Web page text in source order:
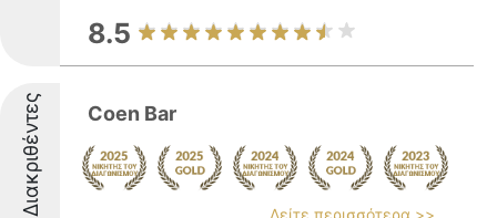
8.5
Διακριθέντες Coen Bar
Δείτε περισσότερα >>